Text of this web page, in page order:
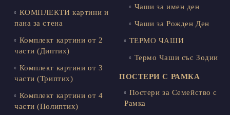
КОМПЛЕКТИ картини и
пана за стена
Комплект картини от 2
части (Диптих)
Комплект картини от 3
части (Триптих)
Комплект картини от 4
части (Полиптих)
Чаши за имен ден
Чаши за Рожден Ден
ТЕРМО ЧАШИ
Термо Чаши със Зодии
ПОСТЕРИ С РАМКА
Постери за Семейство с
Рамка